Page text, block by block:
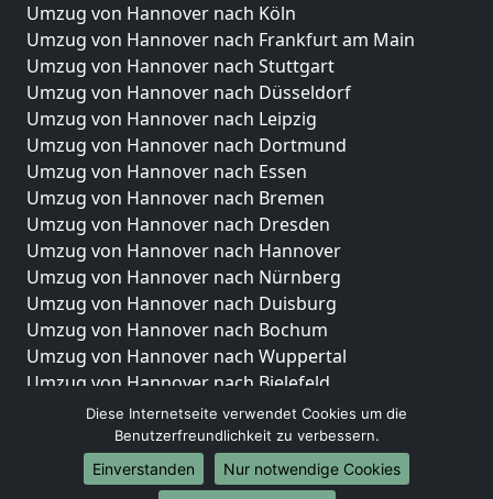
Umzug von Hannover nach Köln
Umzug von Hannover nach Frankfurt am Main
Umzug von Hannover nach Stuttgart
Umzug von Hannover nach Düsseldorf
Umzug von Hannover nach Leipzig
Umzug von Hannover nach Dortmund
Umzug von Hannover nach Essen
Umzug von Hannover nach Bremen
Umzug von Hannover nach Dresden
Umzug von Hannover nach Hannover
Umzug von Hannover nach Nürnberg
Umzug von Hannover nach Duisburg
Umzug von Hannover nach Bochum
Umzug von Hannover nach Wuppertal
Umzug von Hannover nach Bielefeld
Umzug von Hannover nach Bonn
Umzug von Hannover nach Münster
Internationale-Umzüge
Diese Internetseite verwendet Cookies um die
Benutzerfreundlichkeit zu verbessern.
Einverstanden
Nur notwendige Cookies